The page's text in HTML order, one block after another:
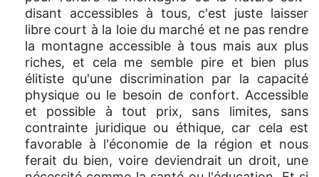
disant accessibles à tous, c'est juste laisser
libre court à la loie du marché et ne pas rendre
la montagne accessible à tous mais aux plus
riches, et cela me semble pire et bien plus
élitiste qu'une discrimination par la capacité
physique ou le besoin de confort. Accessible
et possible à tout prix, sans limites, sans
contrainte juridique ou éthique, car cela est
favorable à l'économie de la région et nous
ferait du bien, voire deviendrait un droit, une